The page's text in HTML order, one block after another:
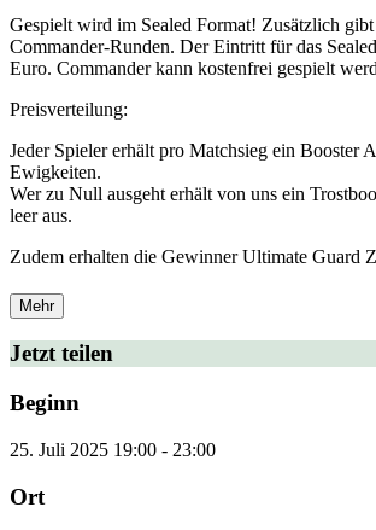
Gespielt wird im Sealed Format! Zusätzlich
Commander-Runden. Der Eintritt für das
Euro. Commander kann kostenfrei gespielt
Preisverteilung:
Jeder Spieler erhält pro Matchsieg ein Booster
Ewigkeiten.
Wer zu Null ausgeht erhält von uns ein
leer aus.
Zudem erhalten die Gewinner Ultimate Guard
Mehr
Jetzt teilen
Beginn
25. Juli 2025 19:00 - 23:00
Ort